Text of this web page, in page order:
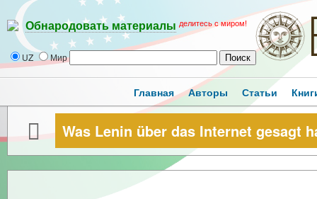
Обнародовать материалы делитесь с миром!
UZ Мир
Главная Авторы Статьи
Was Lenin über das Internet gesagt